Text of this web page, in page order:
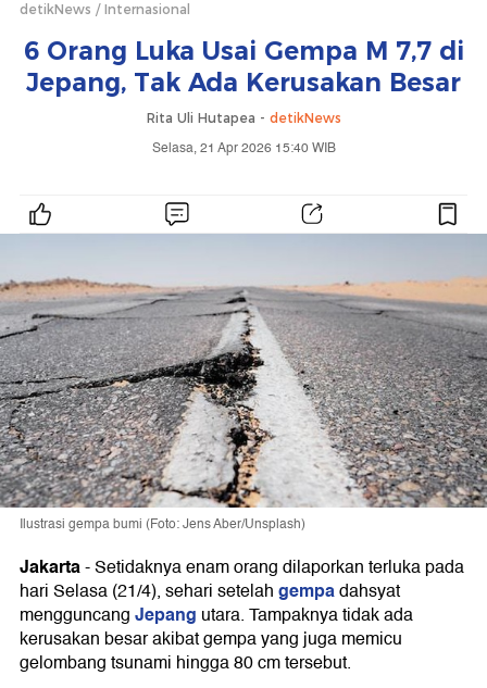
detikNews Internasional
6 Orang Luka Usai Gempa M 7,7 di
Jepang, Tak Ada Kerusakan Besar
Rita Uli Hutapea - detikNews
Selasa, 21 Apr 2026 15:40 WIB
Ilustrasi gempa bumi (Foto: Jens Aber/Unsplash)
Jakarta-Setidaknya enam orang dilaporkan terluka pada
hari Selasa (21/4), sehari setelahgempadahsyat
mengguncangJepang utara. Tampaknya tidak ada
kerusakan besar akibat gempa yang juga memicu
gelombang tsunami hingga 80 cm tersebut.